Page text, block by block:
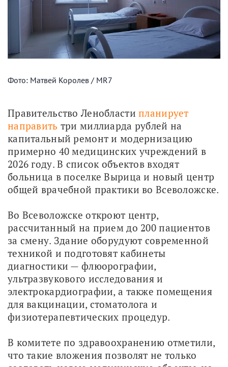
Фото: Матвей Королев / MR7
Правительство Ленобласти планирует
направить три миллиарда рублей на
капитальный ремонт и модернизацию
примерно 40 медицинских учреждений в
2026 году. В список объектов входят
больница в поселке Вырица и новый центр
общей врачебной практики во Всеволожске.
Во Всеволожске откроют центр,
рассчитанный на прием до 200 пациентов
за смену. Здание оборудуют современной
техникой и подготовят кабинеты
диагностики — флюорографии,
ультразвукового исследования и
электрокардиографии, а также помещения
для вакцинации, стоматолога и
физиотерапевтических процедур.
В комитете по здравоохранению отметили,
что такие вложения позволят не только